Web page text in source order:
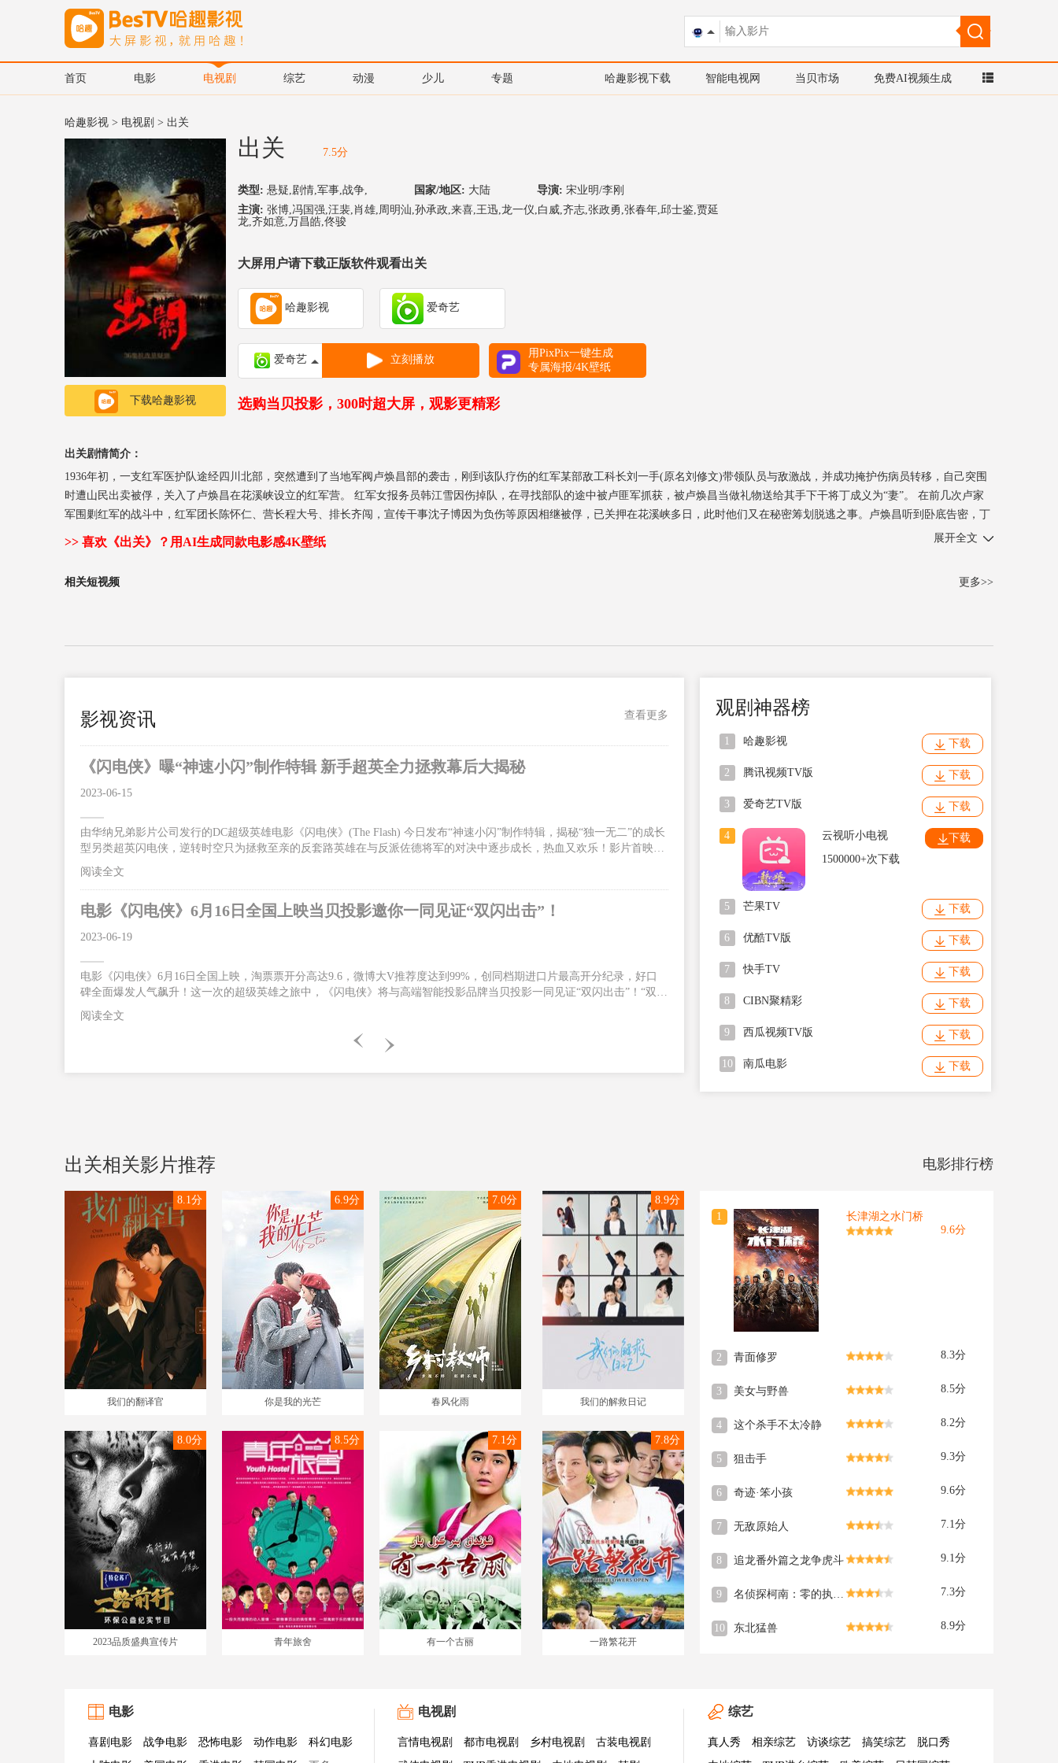
首页 电影 电视剧 综艺 动漫 少儿 专题 哈趣影视下载 智能电视网 当贝市场 免费AI视频生成
哈趣影视 > 电视剧 > 出关
下载哈趣影视
出关 7.5分
类型: 悬疑,剧情,军事,战争, 国家/地区: 大陆 导演: 宋业明/李刚
主演: 张博,冯国强,汪裴,肖雄,周明汕,孙承政,来喜,王迅,龙一仪,白威,齐志,张政勇,张春年,邱士鉴,贾延
龙,齐如意,万昌皓,佟骏
大屏用户请下载正版软件观看出关
哈趣影视 爱奇艺
爱奇艺 立刻播放
用PixPix一键生成
专属海报/4K壁纸
选购当贝投影，300时超大屏，观影更精彩
出关剧情简介：
1936年初，一支红军医护队途经四川北部，突然遭到了当地军阀卢焕昌部的袭击，刚到该队疗伤的红军某部敌工科长刘一手(原名刘修文)带领队员与敌激战，并成功掩护伤病员转移，自己突围
时遭山民出卖被俘，关入了卢焕昌在花溪峡设立的红军营。 红军女报务员韩江雪因伤掉队，在寻找部队的途中被卢匪军抓获，被卢焕昌当做礼物送给其手下干将丁成义为“妻”。 在前几次卢家
军围剿红军的战斗中，红军团长陈怀仁、营长程大号、排长齐闯，宣传干事沈子博因为负伤等原因相继被俘，已关押在花溪峡多日，此时他们又在秘密筹划脱逃之事。卢焕昌听到卧底告密，丁
成义奉命前往花溪峡寻找领导红军脱逃的“三人领导小组”，巧遇刚刚进入花溪峡的刘一手，被有勇有谋的刘一手凭借一枚玉石棋子巧妙化解了。
展开全文
>> 喜欢《出关》？用AI生成同款电影感4K壁纸
更多>>
相关短视频
影视资讯 查看更多
《闪电侠》曝“神速小闪”制作特辑 新手超英全力拯救幕后大揭秘
2023-06-15
由华纳兄弟影片公司发行的DC超级英雄电影《闪电侠》(The Flash) 今日发布“神速小闪”制作特辑，揭秘“独一无二”的成长
型另类超英闪电侠，逆转时空只为拯救至亲的反套路英雄在与反派佐德将军的对决中逐步成长，热血又欢乐！影片首映口
碑大爆，“好看！好玩！好笑！好惊喜！无门槛爽感”，让影迷、观众嗨到上头！影片火热预售中，6月13、14日全国300场
超前点映震撼来袭。6月16日影片将以2D/CINITY/IMAX/DolbyCinema/CGS中国巨幕版本与北美同步正式上映！闪电侠为
质。片中
阅读全文
电影《闪电侠》6月16日全国上映当贝投影邀你一同见证“双闪出击”！
2023-06-19
电影《闪电侠》6月16日全国上映，淘票票开分高达9.6，微博大V推荐度达到99%，创同档期进口片最高开分纪录，好口
碑全面爆发人气飙升！这一次的超级英雄之旅中，《闪电侠》将与高端智能投影品牌当贝投影一同见证“双闪出击”！“双闪
合体”突破光速燃炸银幕 闪电侠逆时营救感动不断据悉，《闪电侠》由华纳兄弟影片公司出品，安迪·穆斯切蒂执导，埃兹
拉·米勒、迈克尔·基顿、萨莎·卡莱、本·阿弗莱克等主演。影片中，闪电侠为了拯救至亲穿越时空，却无意引发宇宙危
机，反派佐德将军卷土重来。为了让一切重归正轨，闪电侠决定联手蝙蝠侠超女一同合力出击。电影中闪电侠拥有了超能
阅读全文
观剧神器榜
1 哈趣影视 下载
2 腾讯视频TV版 下载
3 爱奇艺TV版 下载
4 云视听小电视
下载
1500000+次下载
5 芒果TV 下载
6 优酷TV版 下载
7 快手TV 下载
8 CIBN聚精彩 下载
9 西瓜视频TV版 下载
10 南瓜电影 下载
出关相关影片推荐 电影排行榜
我们的翻译官
8.1分
你是我的光芒
6.9分
春风化雨
7.0分
我们的解救日记
8.9分
2023品质盛典宣传片
8.0分
青年旅舍
8.5分
有一个古丽
7.1分
一路繁花开
7.8分
1
长津湖之水门桥
9.6分
2 青面修罗 8.3分
3 美女与野兽 8.5分
4 这个杀手不太冷静 8.2分
5 狙击手 9.3分
6 奇迹·笨小孩 9.6分
7 无敌原始人 7.1分
8 追龙番外篇之龙争虎斗 9.1分
9 7.3分
10 东北猛兽 8.9分
电影
喜剧电影 战争电影 恐怖电影 动作电影
科幻电影
电视剧
言情电视剧 都市电视剧 乡村电视剧
古装电视剧
综艺
真人秀 相亲综艺 访谈综艺 搞笑综艺
脱口秀